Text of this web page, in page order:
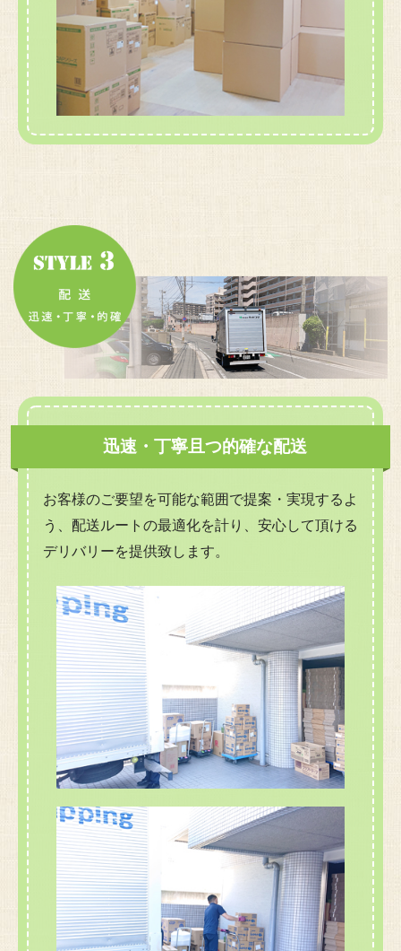
迅速・丁寧且つ的確な配送
お客様のご要望を可能な範囲で提案・実現するよ
う、配送ルートの最適化を計り、安心して頂ける
デリバリーを提供致します。